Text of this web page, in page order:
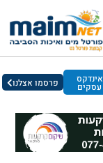
אינדקס
עסקים פרסמו אצלנו